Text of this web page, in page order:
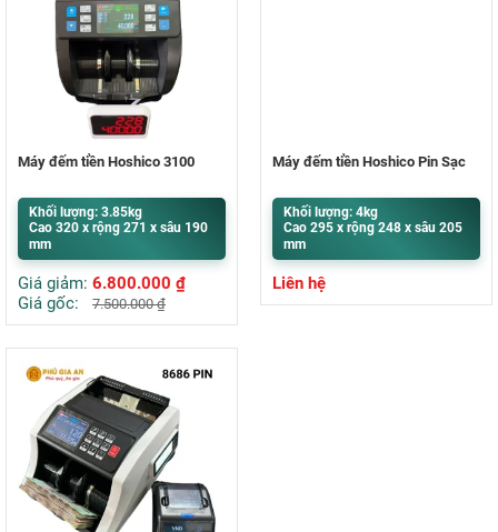
Máy đếm tiền Hoshico 3100
Khối lượng: 3.85kg
Cao 320 x rộng 271 x sâu 190
mm
Giá giảm: 6.800.000 ₫
Giá gốc:
7.500.000₫
Máy đếm tiền Hoshico Pin Sạc
Khối lượng: 4kg
Cao 295 x rộng 248 x sâu 205
mm
Liên hệ